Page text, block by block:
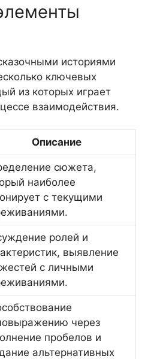
историями
ключевых
из которых играет
взаимодействия.
Описание
сюжета,
наиболее
с текущими
ролей и
выявление
с личными
через
пробелов и
альтернативных